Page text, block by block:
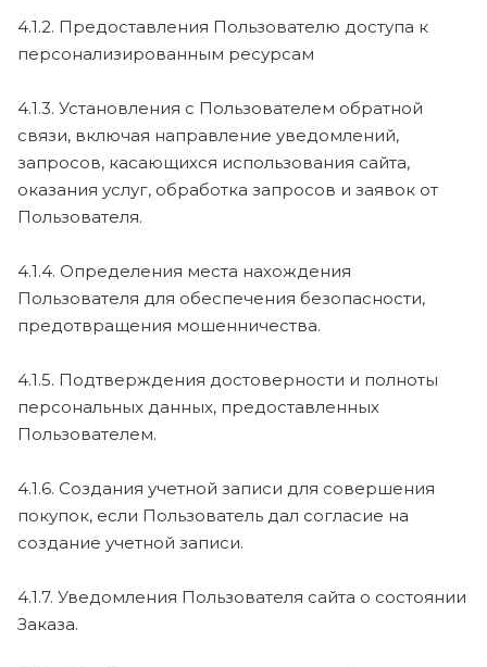
4.1.2. Предоставления Пользователю доступа к
персонализированным ресурсам
4.1.3. Установления с Пользователем обратной
связи, включая направление уведомлений,
запросов, касающихся использования сайта,
оказания услуг, обработка запросов и заявок от
Пользователя.
4.1.4. Определения места нахождения
Пользователя для обеспечения безопасности,
предотвращения мошенничества.
4.1.5. Подтверждения достоверности и полноты
персональных данных, предоставленных
Пользователем.
4.1.6. Создания учетной записи для совершения
покупок, если Пользователь дал согласие на
создание учетной записи.
4.1.7. Уведомления Пользователя сайта о состоянии
Заказа.